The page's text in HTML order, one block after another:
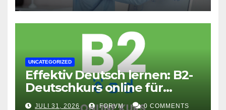
UNCATEGORIZED
Effektiv Deutsch lernen: B2-
Deutschkurs online für
Fortgeschrittene
JULI 31, 2026 FORVM 0 COMMENTS